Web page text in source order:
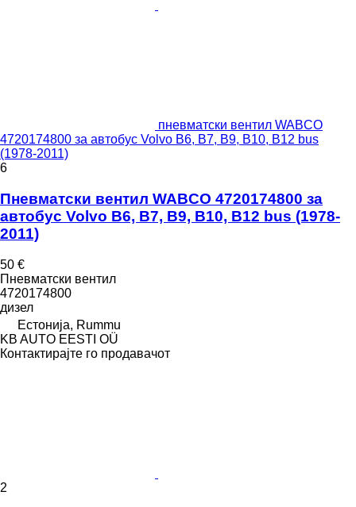
пневматски вентил WABCO
4720174800 за автобус Volvo B6, B7, B9, B10, B12 bus
(1978-2011)
6
Пневматски вентил WABCO 4720174800 за
автобус Volvo B6, B7, B9, B10, B12 bus (1978-
2011)
50 €
Пневматски вентил
4720174800
дизел
Естонија, Rummu
KB AUTO EESTI OÜ
Контактирајте го продавачот
2